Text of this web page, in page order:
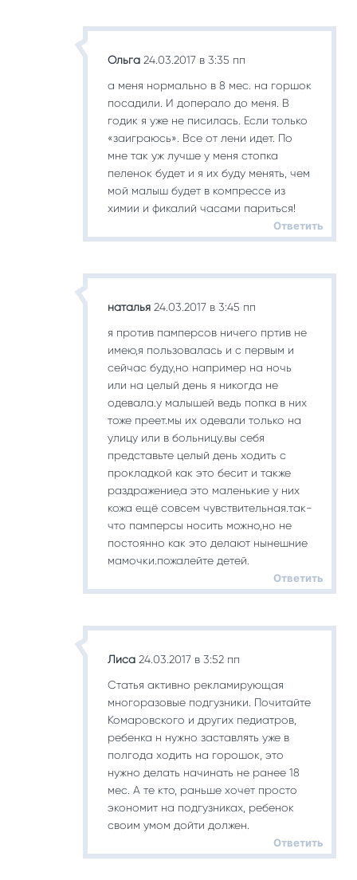
Ольга 24.03.2017 в 3:35 пп
а меня нормально в 8 мес. на горшок
посадили. И доперало до меня. В
годик я уже не писилась. Если только
«заиграюсь». Все от лени идет. По
мне так уж лучше у меня стопка
пеленок будет и я их буду менять, чем
мой малыш будет в компрессе из
химии и фикалий часами париться!
Ответить
наталья 24.03.2017 в 3:45 пп
я против памперсов ничего пртив не
имею,я пользовалась и с первым и
сейчас буду,но например на ночь
или на целый день я никогда не
одевала.у малышей ведь попка в них
тоже преет.мы их одевали только на
улицу или в больницу.вы себя
представьте целый день ходить с
прокладкой как это бесит и также
раздражение,а это маленькие у них
кожа ещё совсем чувствительная.так-
что памперсы носить можно,но не
постоянно как это делают нынешние
мамочки.пожалейте детей.
Ответить
Лиса 24.03.2017 в 3:52 пп
Статья активно рекламирующая
многоразовые подгузники. Почитайте
Комаровского и других педиатров,
ребенка н нужно заставлять уже в
полгода ходить на горошок, это
нужно делать начинать не ранее 18
мес. А те кто, раньше хочет просто
экономит на подгузниках, ребенок
своим умом дойти должен.
Ответить